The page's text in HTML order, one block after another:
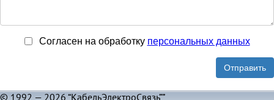
Согласен на обработку персональныx данных
Отправить
© 1992 — 2026 “КабельЭлектроСвязь””